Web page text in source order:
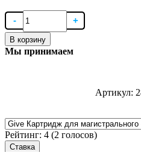
В корзину
Мы принимаем
Артикул:
Рейтинг: 4 (2 голосов)
Ставка